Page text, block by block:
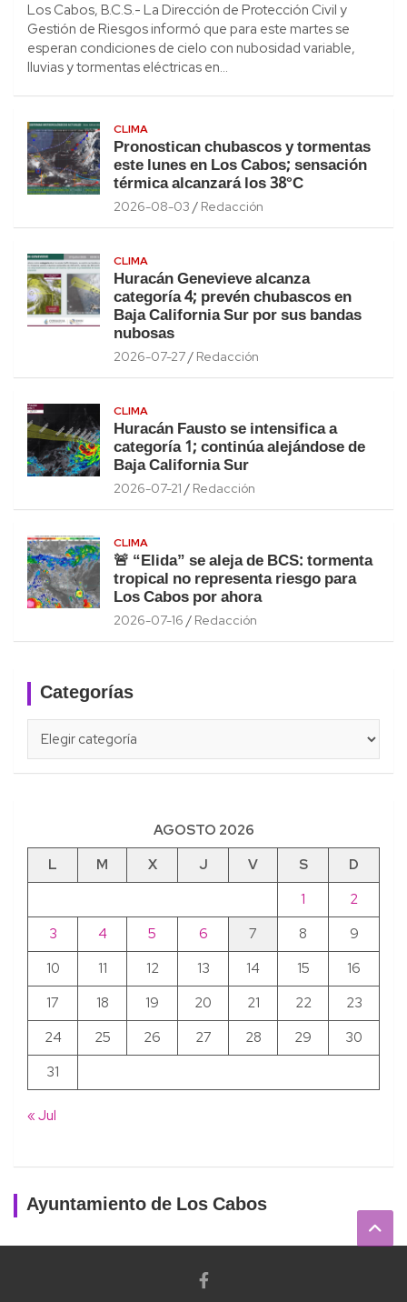
Los Cabos, B.C.S.- La Dirección de Protección Civil y
Gestión de Riesgos informó que para este martes se
esperan condiciones de cielo con nubosidad variable,
lluvias y tormentas eléctricas en…
CLIMA
Pronostican chubascos y tormentas
este lunes en Los Cabos; sensación
térmica alcanzará los 38°C
2026-08-03 Redacción
CLIMA
Huracán Genevieve alcanza
categoría 4; prevén chubascos en
Baja California Sur por sus bandas
nubosas
2026-07-27 Redacción
CLIMA
Huracán Fausto se intensifica a
categoría 1; continúa alejándose de
Baja California Sur
2026-07-21 Redacción
CLIMA
🚨 “Elida” se aleja de BCS: tormenta
tropical no representa riesgo para
Los Cabos por ahora
2026-07-16 Redacción
Categorías
AGOSTO 2026
L
M X J V S
D
1
2
3
4 5 6 7 8
9
10
11 12 13 14 15
16
17
18 19 20 21 22
23
24
25 26 27 28 29
30
31
« Jul
Ayuntamiento de Los Cabos